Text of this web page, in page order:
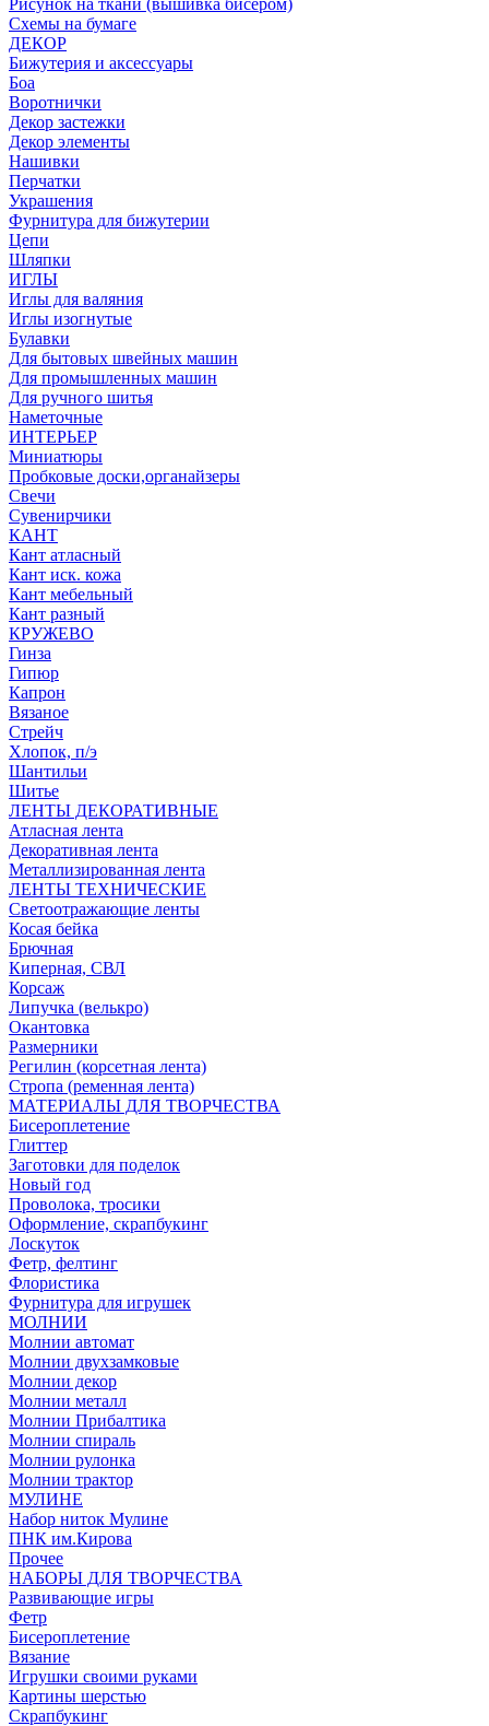
Рисунок на ткани (вышивка бисером)
Схемы на бумаге
ДЕКОР
Бижутерия и аксессуары
Боа
Воротнички
Декор застежки
Декор элементы
Нашивки
Перчатки
Украшения
Фурнитура для бижутерии
Цепи
Шляпки
ИГЛЫ
Иглы для валяния
Иглы изогнутые
Булавки
Для бытовых швейных машин
Для промышленных машин
Для ручного шитья
Наметочные
ИНТЕРЬЕР
Миниатюры
Пробковые доски,органайзеры
Свечи
Сувенирчики
КАНТ
Кант атласный
Кант иск. кожа
Кант мебельный
Кант разный
КРУЖЕВО
Гинза
Гипюр
Капрон
Вязаное
Стрейч
Хлопок, п/э
Шантильи
Шитье
ЛЕНТЫ ДЕКОРАТИВНЫЕ
Атласная лента
Декоративная лента
Металлизированная лента
ЛЕНТЫ ТЕХНИЧЕСКИЕ
Светоотражающие ленты
Косая бейка
Брючная
Киперная, СВЛ
Корсаж
Липучка (велькро)
Окантовка
Размерники
Регилин (корсетная лента)
Стропа (ременная лента)
МАТЕРИАЛЫ ДЛЯ ТВОРЧЕСТВА
Бисероплетение
Глиттер
Заготовки для поделок
Новый год
Проволока, тросики
Оформление, скрапбукинг
Лоскуток
Фетр, фелтинг
Флористика
Фурнитура для игрушек
МОЛНИИ
Молнии автомат
Молнии двухзамковые
Молнии декор
Молнии металл
Молнии Прибалтика
Молнии спираль
Молнии рулонка
Молнии трактор
МУЛИНЕ
Набор ниток Мулине
ПНК им.Кирова
Прочее
НАБОРЫ ДЛЯ ТВОРЧЕСТВА
Развивающие игры
Фетр
Бисероплетение
Вязание
Игрушки своими руками
Картины шерстью
Скрапбукинг